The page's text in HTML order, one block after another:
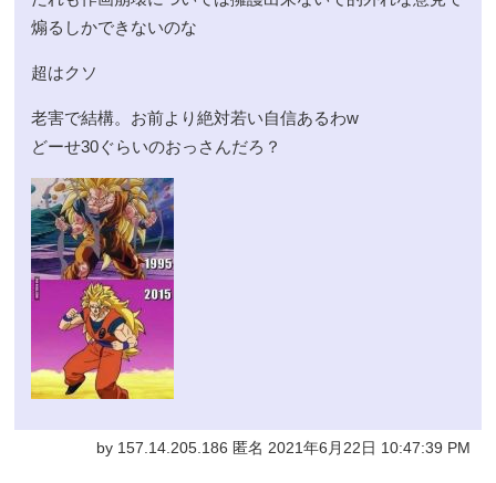
煽るしかできないのな
超はクソ
老害で結構。お前より絶対若い自信あるわw
どーせ30ぐらいのおっさんだろ？
by 157.14.205.186 匿名 2021年6月22日 10:47:39 PM